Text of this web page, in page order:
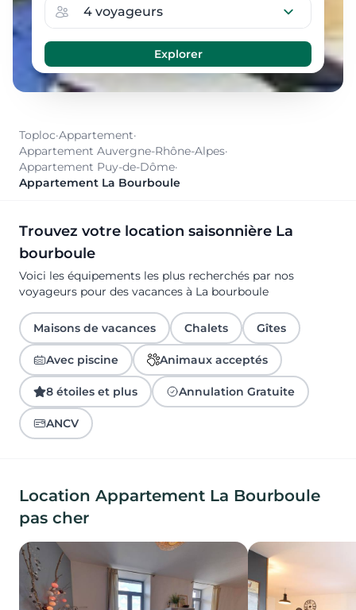
Toploc·Appartement·
Appartement Auvergne-Rhône-Alpes·
Appartement Puy-de-Dôme·
Appartement La Bourboule
Trouvez votre location saisonnière La
bourboule
Voici les équipements les plus recherchés par nos
voyageurs pour des vacances à La bourboule
Maisons de vacances Chalets Gîtes
Avec piscine Animaux acceptés
8 étoiles et plus Annulation Gratuite
ANCV
Location Appartement La Bourboule
pas cher